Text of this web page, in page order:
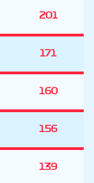
201
171
160
156
139